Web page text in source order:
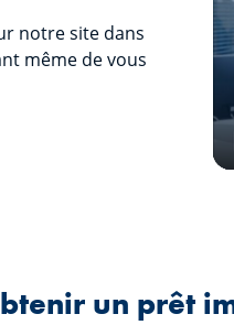
notre site dans
même de vous
un prêt